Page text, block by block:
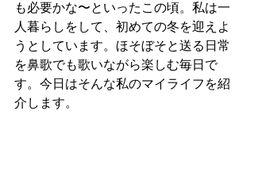
も必要かな〜といったこの頃。私は一
人暮らしをして、初めての冬を迎えよ
うとしています。ほそぼそと送る日常
を鼻歌でも歌いながら楽しむ毎日で
す。今日はそんな私のマイライフを紹
介します。